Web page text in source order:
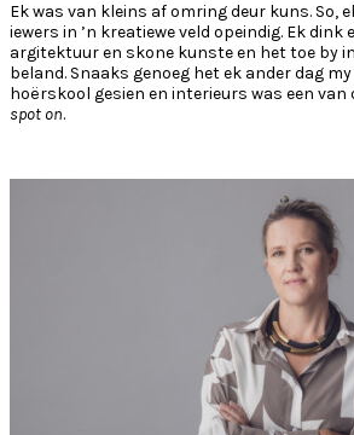
Ek was van kleins af omring deur kuns. So,
iewers in ’n kreatiewe veld opeindig. Ek dink
argitektuur en skone kunste en het toe by
beland. Snaaks genoeg het ek ander dag
hoërskool gesien en interieurs was een van
spot on.